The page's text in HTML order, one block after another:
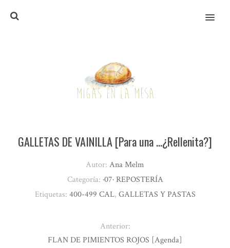
MENU
GALLETAS DE VAINILLA [Para una …¿Rellenita?]
Autor: Ana Melm
Categoría: ·07· REPOSTERÍA
Etiquetas: 400-499 CAL, GALLETAS Y PASTAS
Anterior:
FLAN DE PIMIENTOS ROJOS [Agenda]